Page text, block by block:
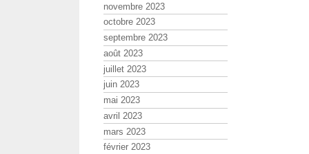
novembre 2023
octobre 2023
septembre 2023
août 2023
juillet 2023
juin 2023
mai 2023
avril 2023
mars 2023
février 2023